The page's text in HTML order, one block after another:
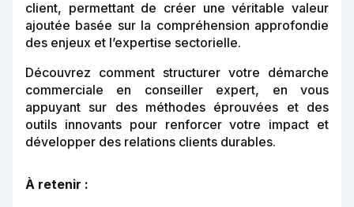
client, permettant de créer une véritable valeur
ajoutée basée sur la compréhension approfondie
des enjeux et l’expertise sectorielle.
Découvrez comment structurer votre démarche
commerciale en conseiller expert, en vous
appuyant sur des méthodes éprouvées et des
outils innovants pour renforcer votre impact et
développer des relations clients durables.
À retenir :